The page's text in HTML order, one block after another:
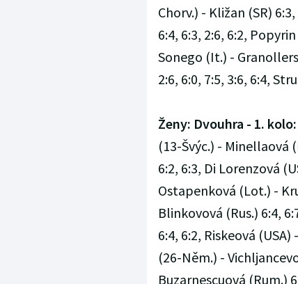
Chorv.) - Kližan (SR)
6:4, 6:3, 2:6, 6:2,
Sonego (It.) -
2:6, 6:0, 7:5, 3:6, 6:4,
Ženy: Dvouhra - 1. kolo:
(13-Švýc.) - Minellaová
6:2, 6:3, Di Lorenzová
Ostapenková (Lot.) -
Blinkovová (Rus.) 6:4,
6:4, 6:2, Riskeová
(26-Něm.) -
Buzarnescuová (Rum.)